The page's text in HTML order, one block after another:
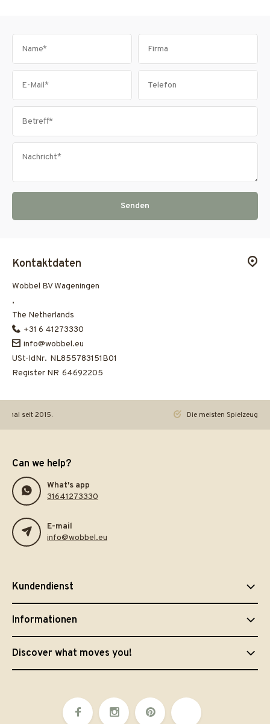
Senden
Kontaktdaten
Wobbel BV Wageningen
,
The Netherlands
+31 6 41273330
info@wobbel.eu
USt-IdNr. NL855783151B01
Register NR 64692205
seit 2015. Die meisten Spielzeuge
Can we help?
What's app
31641273330
E-mail
info@wobbel.eu
Kundendienst
Informationen
Discover what moves you!